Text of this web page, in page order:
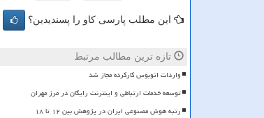
این مطلب پارسی کاو را پسندیدین؟
تازه ترین مطالب مرتبط
واردات اتوبوس کارکرده مجاز شد
توسعه خدمات ارتباطی و اینترنت رایگان در مرز مهران
رتبه هوش مصنوعی ایران در پژوهش بین ۱۲ تا ۱۸